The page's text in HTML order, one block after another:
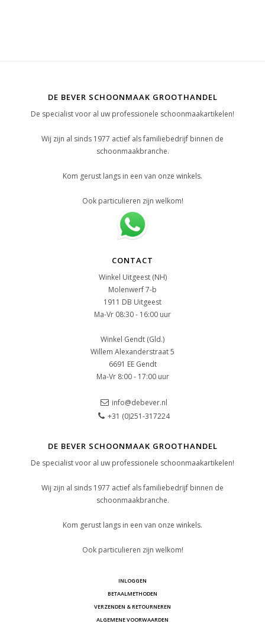
DE BEVER SCHOONMAAK GROOTHANDEL
De specialist voor al uw professionele schoonmaakartikelen!
Wij zijn al sinds 1977 actief als familiebedrijf binnen de
schoonmaakbranche.
Kom gerust langs in een van onze winkels.
Ook particulieren zijn welkom!
CONTACT
Winkel Uitgeest (NH)
Molenwerf 7-b
1911 DB Uitgeest
Ma-Vr 08:30 - 16:00 uur
Winkel Gendt (Gld.)
Willem Alexanderstraat 5
6691 EE Gendt
Ma-Vr 8:00 - 17:00 uur
info@debever.nl
+31 (0)251-317224
DE BEVER SCHOONMAAK GROOTHANDEL
De specialist voor al uw professionele schoonmaakartikelen!
Wij zijn al sinds 1977 actief als familiebedrijf binnen de
schoonmaakbranche.
Kom gerust langs in een van onze winkels.
Ook particulieren zijn welkom!
INLOGGEN
BETAALMETHODEN
VERZENDEN & RETOURNEREN
ALGEMENE VOORWAARDEN